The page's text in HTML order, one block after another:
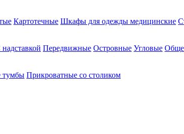
Картотечные Шкафы для одежды медицинские
Передвижные Островные Угловые
тумбы Прикроватные со столиком